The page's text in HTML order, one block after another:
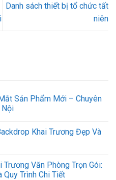
Danh sách thiết bị tổ chức tất
niên
Sản Phẩm Mới – Chuyên
Nội
Khai Trương Đẹp Và
Văn Phòng Trọn Gói:
Quy Trình Chi Tiết